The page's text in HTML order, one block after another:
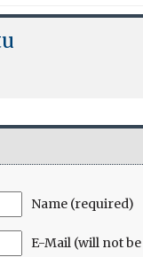
Name (required)
E-Mail (will not